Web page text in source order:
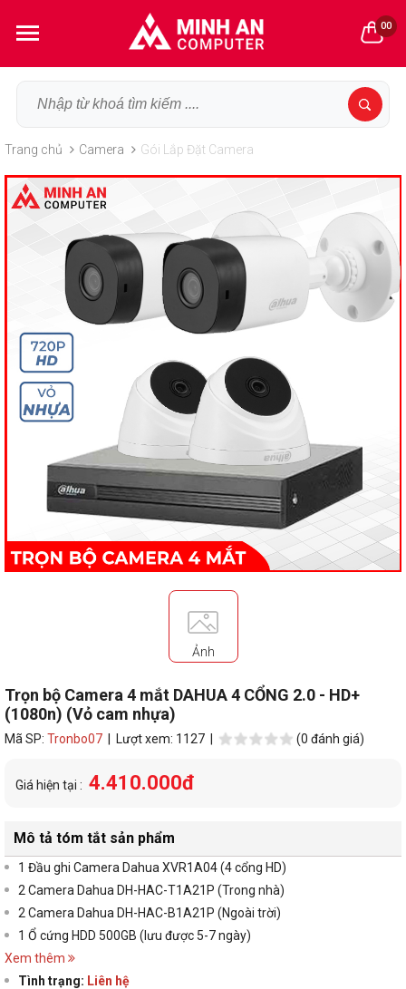
00
Trang chủ Camera Gói Lắp Đặt Camera
Ảnh
Trọn bộ Camera 4 mắt DAHUA 4 CỔNG 2.0 - HD+
(1080n) (Vỏ cam nhựa)
Mã SP: Tronbo07 | Lượt xem: 1127 | (0 đánh giá)
Giá hiện tại : 4.410.000đ
Mô tả tóm tắt sản phẩm
1 Đầu ghi Camera Dahua XVR1A04 (4 cổng HD)
2 Camera Dahua DH-HAC-T1A21P (Trong nhà)
2 Camera Dahua DH-HAC-B1A21P (Ngoài trời)
1 Ổ cứng HDD 500GB (lưu được 5-7 ngày)
Xem thêm
Tình trạng: Liên hệ